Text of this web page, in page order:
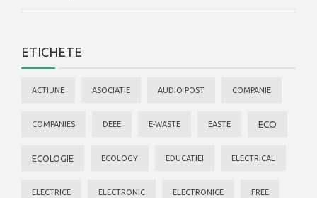
ETICHETE
ACTIUNE ASOCIATIE AUDIO POST COMPANIE
COMPANIES DEEE E-WASTE EASTE ECO
ECOLOGIE ECOLOGY EDUCATIEI ELECTRICAL
ELECTRICE ELECTRONIC ELECTRONICE FREE